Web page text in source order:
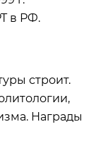
в РФ.
строит.
Награды